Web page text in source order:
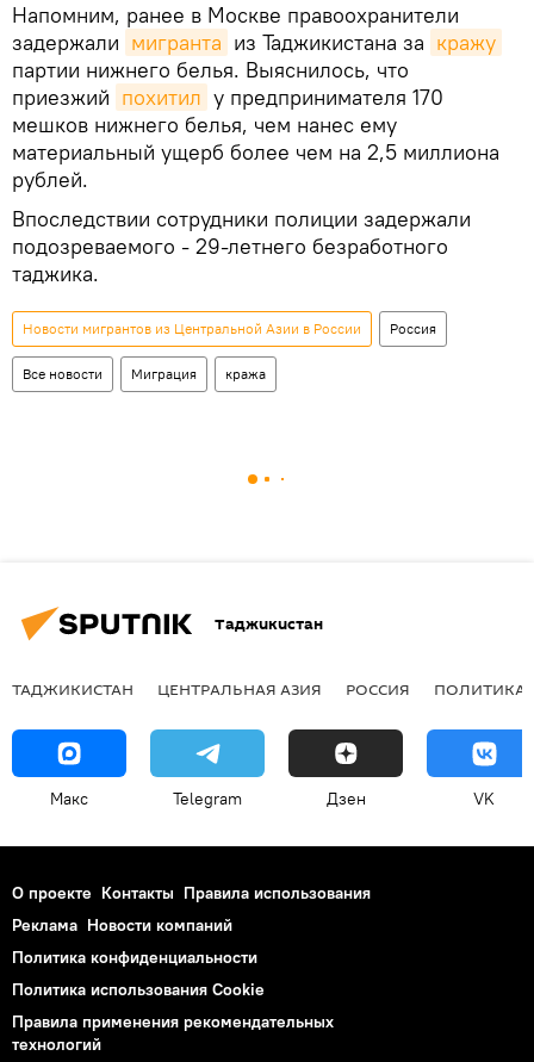
Напомним, ранее в Москве правоохранители
задержали мигранта из Таджикистана за кражу
партии нижнего белья. Выяснилось, что
приезжий похитил у предпринимателя 170
мешков нижнего белья, чем нанес ему
материальный ущерб более чем на 2,5 миллиона
рублей.
Впоследствии сотрудники полиции задержали
подозреваемого - 29-летнего безработного
таджика.
Новости мигрантов из Центральной Азии в России Россия
Все новости Миграция кража
Таджикистан
ТАДЖИКИСТАН ЦЕНТРАЛЬНАЯ АЗИЯ РОССИЯ ПОЛИТИКА
Макс Telegram Дзен VK
О проекте Контакты Правила использования
Реклама Новости компаний
Политика конфиденциальности
Политика использования Cookie
Правила применения рекомендательных
технологий